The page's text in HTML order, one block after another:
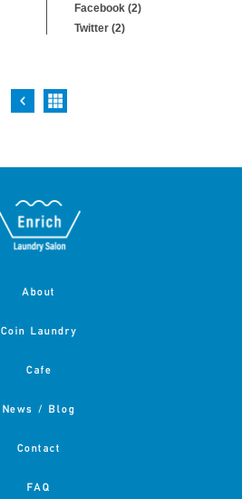
Facebook (2)
Twitter (2)
About
Coin Laundry
Cafe
News / Blog
Contact
FAQ